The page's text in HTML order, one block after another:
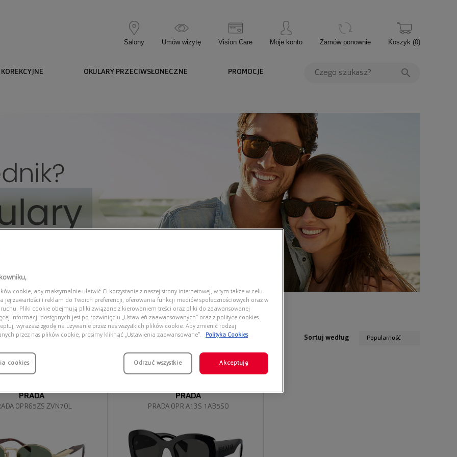
Salony Umów wizytę Vision Care Moje konto Zamów ponownie Koszyk (0)
OKULARY PRZECIWSŁONECZNE PROMOCJE
Sortuj według Popularność
0PR65ZS ZVN70L
PRADA
Przymierz
wirtualnie
PRADA 0PR A13S 1AB5S0
PRADA
cookie, aby maksymalnie ułatwić Ci korzystanie z naszej strony internetowej, w tym także w celu
jej zawartości i reklam do Twoich preferencji, oferowania funkcji mediów społecznościowych oraz w
Pliki cookie obejmują pliki związane z kierowaniem treści oraz pliki do zaawansowanej
informacji dostępnych jest po rozwinięciu „Ustawień zaawansowanych” oraz z polityce cookies.
wyrażasz zgodę na używanie przez nas wszystkich plików cookie. Aby zmienić rodzaj
przez nas plików cookie, prosimy kliknąć „Ustawienia zaawansowane”.
Polityka Cookies
cookies Odrzuć wszystkie Akceptuję